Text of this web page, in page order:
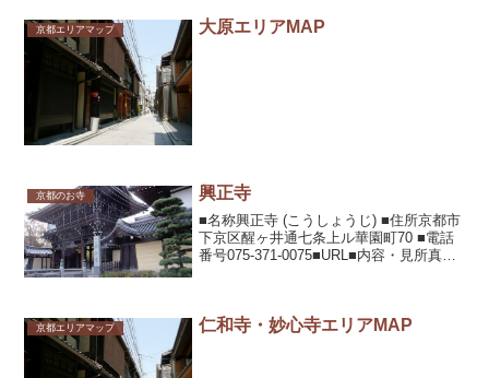
京都エリアマップ 大原エリアMAP
京都のお寺 興正寺
■名称興正寺 (こうしょうじ) ■住所京都市
下京区醒ヶ井通七条上ル華園町70 ■電話
番号075-371-0075■URL■内容・見所真宗
京都エリアマップ 仁和寺・妙心寺エリアMAP